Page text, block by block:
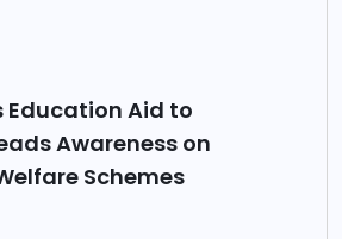
Education Aid to
Awareness on
Schemes